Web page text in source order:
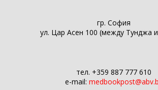
гр. София
ул. Цар Асен 100 (между Тунджа
тел. +359 887 777 610
e-mail: